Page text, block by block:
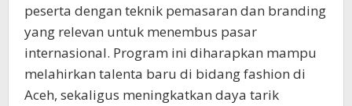
peserta dengan teknik pemasaran dan branding
yang relevan untuk menembus pasar
internasional. Program ini diharapkan mampu
melahirkan talenta baru di bidang fashion di
Aceh, sekaligus meningkatkan daya tarik